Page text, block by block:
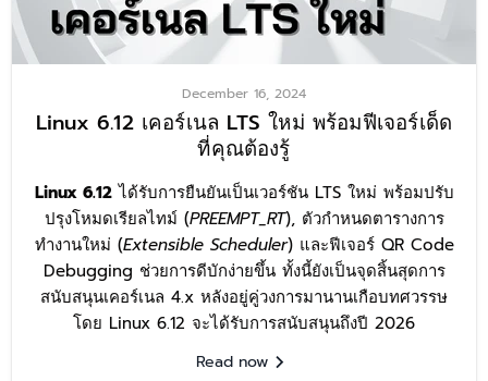
December 16, 2024
Linux 6.12 เคอร์เนล LTS ใหม่ พร้อมฟีเจอร์เด็ด
ที่คุณต้องรู้
Linux 6.12ได้รับการยืนยันเป็นเวอร์ชัน LTS ใหม่ พร้อมปรับ
ปรุงโหมดเรียลไทม์ (PREEMPT_RT), ตัวกำหนดตารางการ
ทำงานใหม่ (Extensible Scheduler) และฟีเจอร์ QR Code
Debugging ช่วยการดีบักง่ายขึ้น ทั้งนี้ยังเป็นจุดสิ้นสุดการ
สนับสนุนเคอร์เนล 4.x หลังอยู่คู่วงการมานานเกือบทศวรรษ
โดย Linux 6.12 จะได้รับการสนับสนุนถึงปี 2026
Read now